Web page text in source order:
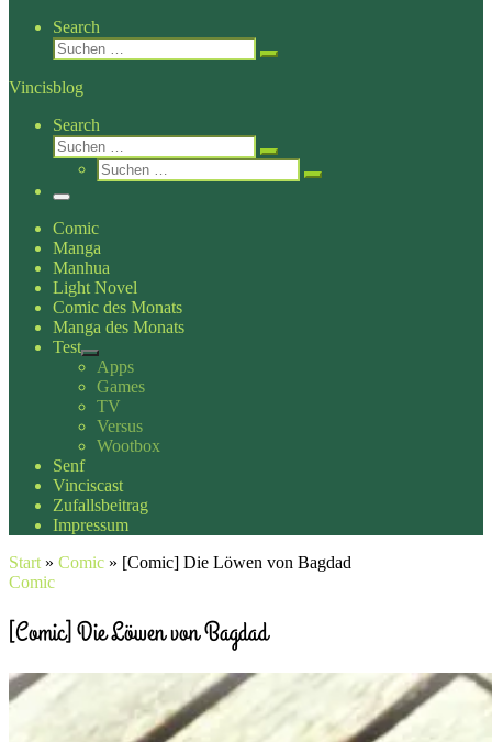
Search
Suche
Suchen …
Vincisblog
Search
Suche
Suchen …
Suche
Suchen …
Menü
Comic
Manga
Manhua
Light Novel
Comic des Monats
Manga des Monats
Test
Apps
Games
TV
Versus
Wootbox
Senf
Vinciscast
Zufallsbeitrag
Impressum
Start » Comic » [Comic] Die Löwen von Bagdad
Comic
[Comic] Die Löwen von Bagdad